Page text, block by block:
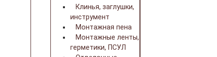
Клинья, заглушки,
инструмент
Монтажная пена
Монтажные ленты,
герметики, ПСУЛ